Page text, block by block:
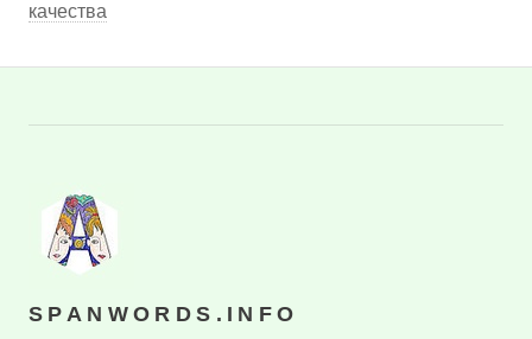
качества
SPANWORDS.INFO